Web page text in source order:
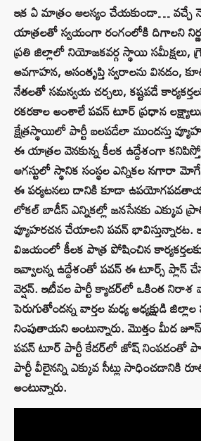
ఇక ఏ మాత్రం ఆలస్యం చేయకుండా… వచ్చే
యాత్రలతో స్వయంగా రంగంలోకి దిగాలని
ప్రతి జిల్లాలో నియోజకవర్గ స్థాయి సమీక్షలు,
అవగాహన, అసంతృప్తి స్వరాలను వినడం,
నేతలతో సమన్వయ చర్చలు, కష్టపడే
రకరకాల అంశాలే పవన్‌ టూర్‌ ప్రధాన
క్షేత్రస్థాయిలో పార్టీ బలపడేలా ముందస్తు
ఈ యాత్రల వెనకున్న కీలక ఉద్దేశంగా
ఆగస్టులో స్థానిక సంస్థల ఎన్నికల నగారా
ఈ పర్యటనలు దానికి కూడా
లోకల్‌ బాడీస్‌ ఎన్నికల్లో జనసేనకు ఎక్కువ
వ్యూహరచన చేయాలని పవన్ భావిస్తున్నారట.
విజయంలో కీలక పాత్ర పోషించిన
ఇవ్వాలన్న ఉద్దేశంతో పవన్ ఈ టూర్స్‌ ప్లాన్‌
వెర్షన్‌. ఇటీవల పార్టీ క్యాడర్‌లో ఒకింత
పెరుగుతోందన్న వార్తల మధ్య అధ్యక్షుడి
నింపుతాయని అంటున్నారు. మొత్తం మీద
పవన్‌ టూర్‌ పార్టీ కేడర్‌లో జోష్‌ నింపడంతో
పార్టీ వీలైనన్ని ఎక్కువ సీట్లు సాధించడానికి
అంటున్నారు.